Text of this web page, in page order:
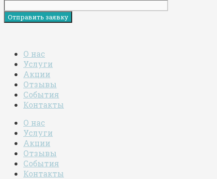
О нас
Услуги
Акции
Отзывы
События
Контакты
О нас
Услуги
Акции
Отзывы
События
Контакты